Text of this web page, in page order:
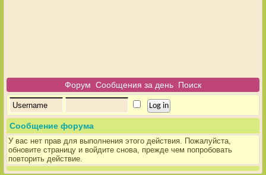
Форум Сообщения за день Поиск
Сообщение форума
У вас нет прав для выполнения этого действия. Пожалуйста,
обновите страницу и войдите снова, прежде чем попробовать
повторить действие.